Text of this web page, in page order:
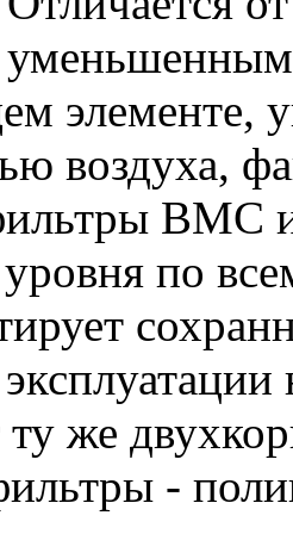
уменьшенным
элементе,
воздуха,
BMC
по
ту же
-